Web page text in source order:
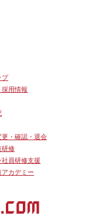
プ
用情報
更・確認・退会
研修
社員研修支援
アカデミー